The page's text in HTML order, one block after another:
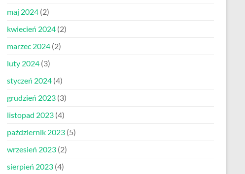
maj 2024 (2)
kwiecień 2024 (2)
marzec 2024 (2)
luty 2024 (3)
styczeń 2024 (4)
grudzień 2023 (3)
listopad 2023 (4)
październik 2023 (5)
wrzesień 2023 (2)
sierpień 2023 (4)